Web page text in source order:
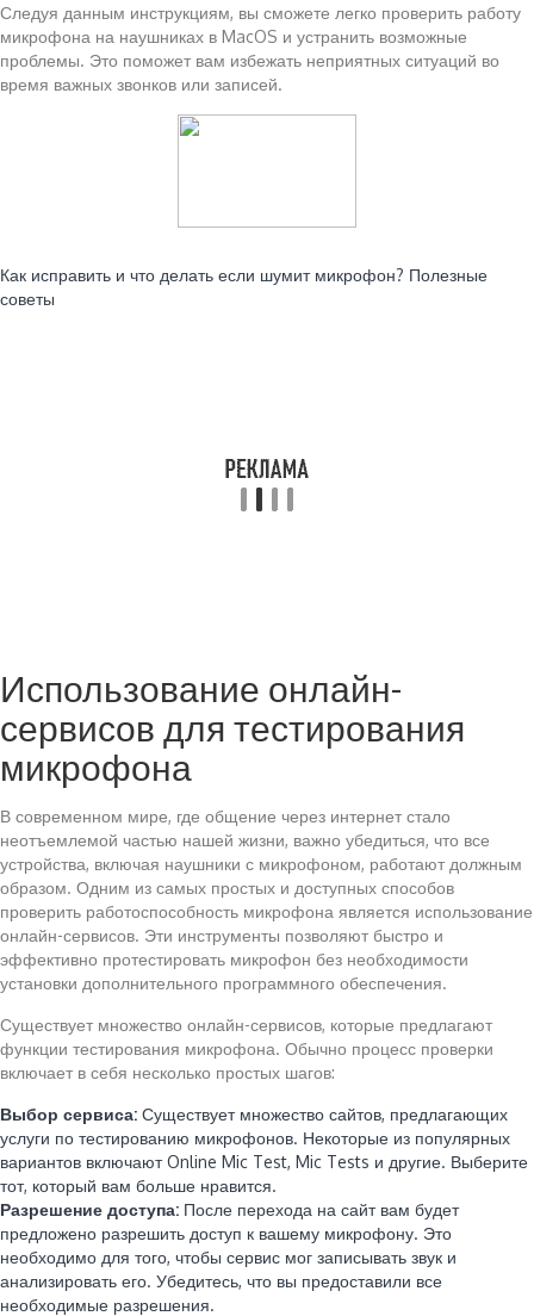
Следуя данным инструкциям, вы сможете легко проверить работу
микрофона на наушниках в MacOS и устранить возможные
проблемы. Это поможет вам избежать неприятных ситуаций во
время важных звонков или записей.
Как исправить и что делать если шумит микрофон? Полезные
советы
Использование онлайн-
сервисов для тестирования
микрофона
В современном мире, где общение через интернет стало
неотъемлемой частью нашей жизни, важно убедиться, что все
устройства, включая наушники с микрофоном, работают должным
образом. Одним из самых простых и доступных способов
проверить работоспособность микрофона является использование
онлайн-сервисов. Эти инструменты позволяют быстро и
эффективно протестировать микрофон без необходимости
установки дополнительного программного обеспечения.
Существует множество онлайн-сервисов, которые предлагают
функции тестирования микрофона. Обычно процесс проверки
включает в себя несколько простых шагов:
Выбор сервиса: Существует множество сайтов, предлагающих
услуги по тестированию микрофонов. Некоторые из популярных
вариантов включают Online Mic Test, Mic Tests и другие. Выберите
тот, который вам больше нравится.
Разрешение доступа: После перехода на сайт вам будет
предложено разрешить доступ к вашему микрофону. Это
необходимо для того, чтобы сервис мог записывать звук и
анализировать его. Убедитесь, что вы предоставили все
необходимые разрешения.